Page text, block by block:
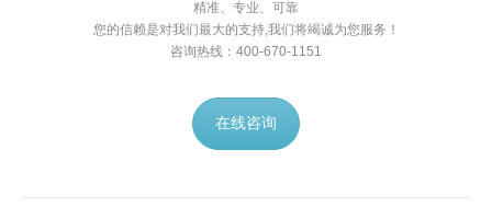
精准、专业、可靠
您的信赖是对我们最大的支持,我们将竭诚为您服务！
咨询热线：400-670-1151
在线咨询